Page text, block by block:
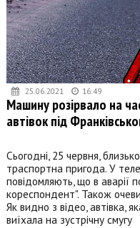
25.06.2021 16:49
Машину розірвало на
автівок під
Сьогодні, 25 червня,
траспортна пригода. У
повідомляють, що в аварії
кореспондент". Також
Як видно з відео, автівка,
виїхала на зустрічну смугу